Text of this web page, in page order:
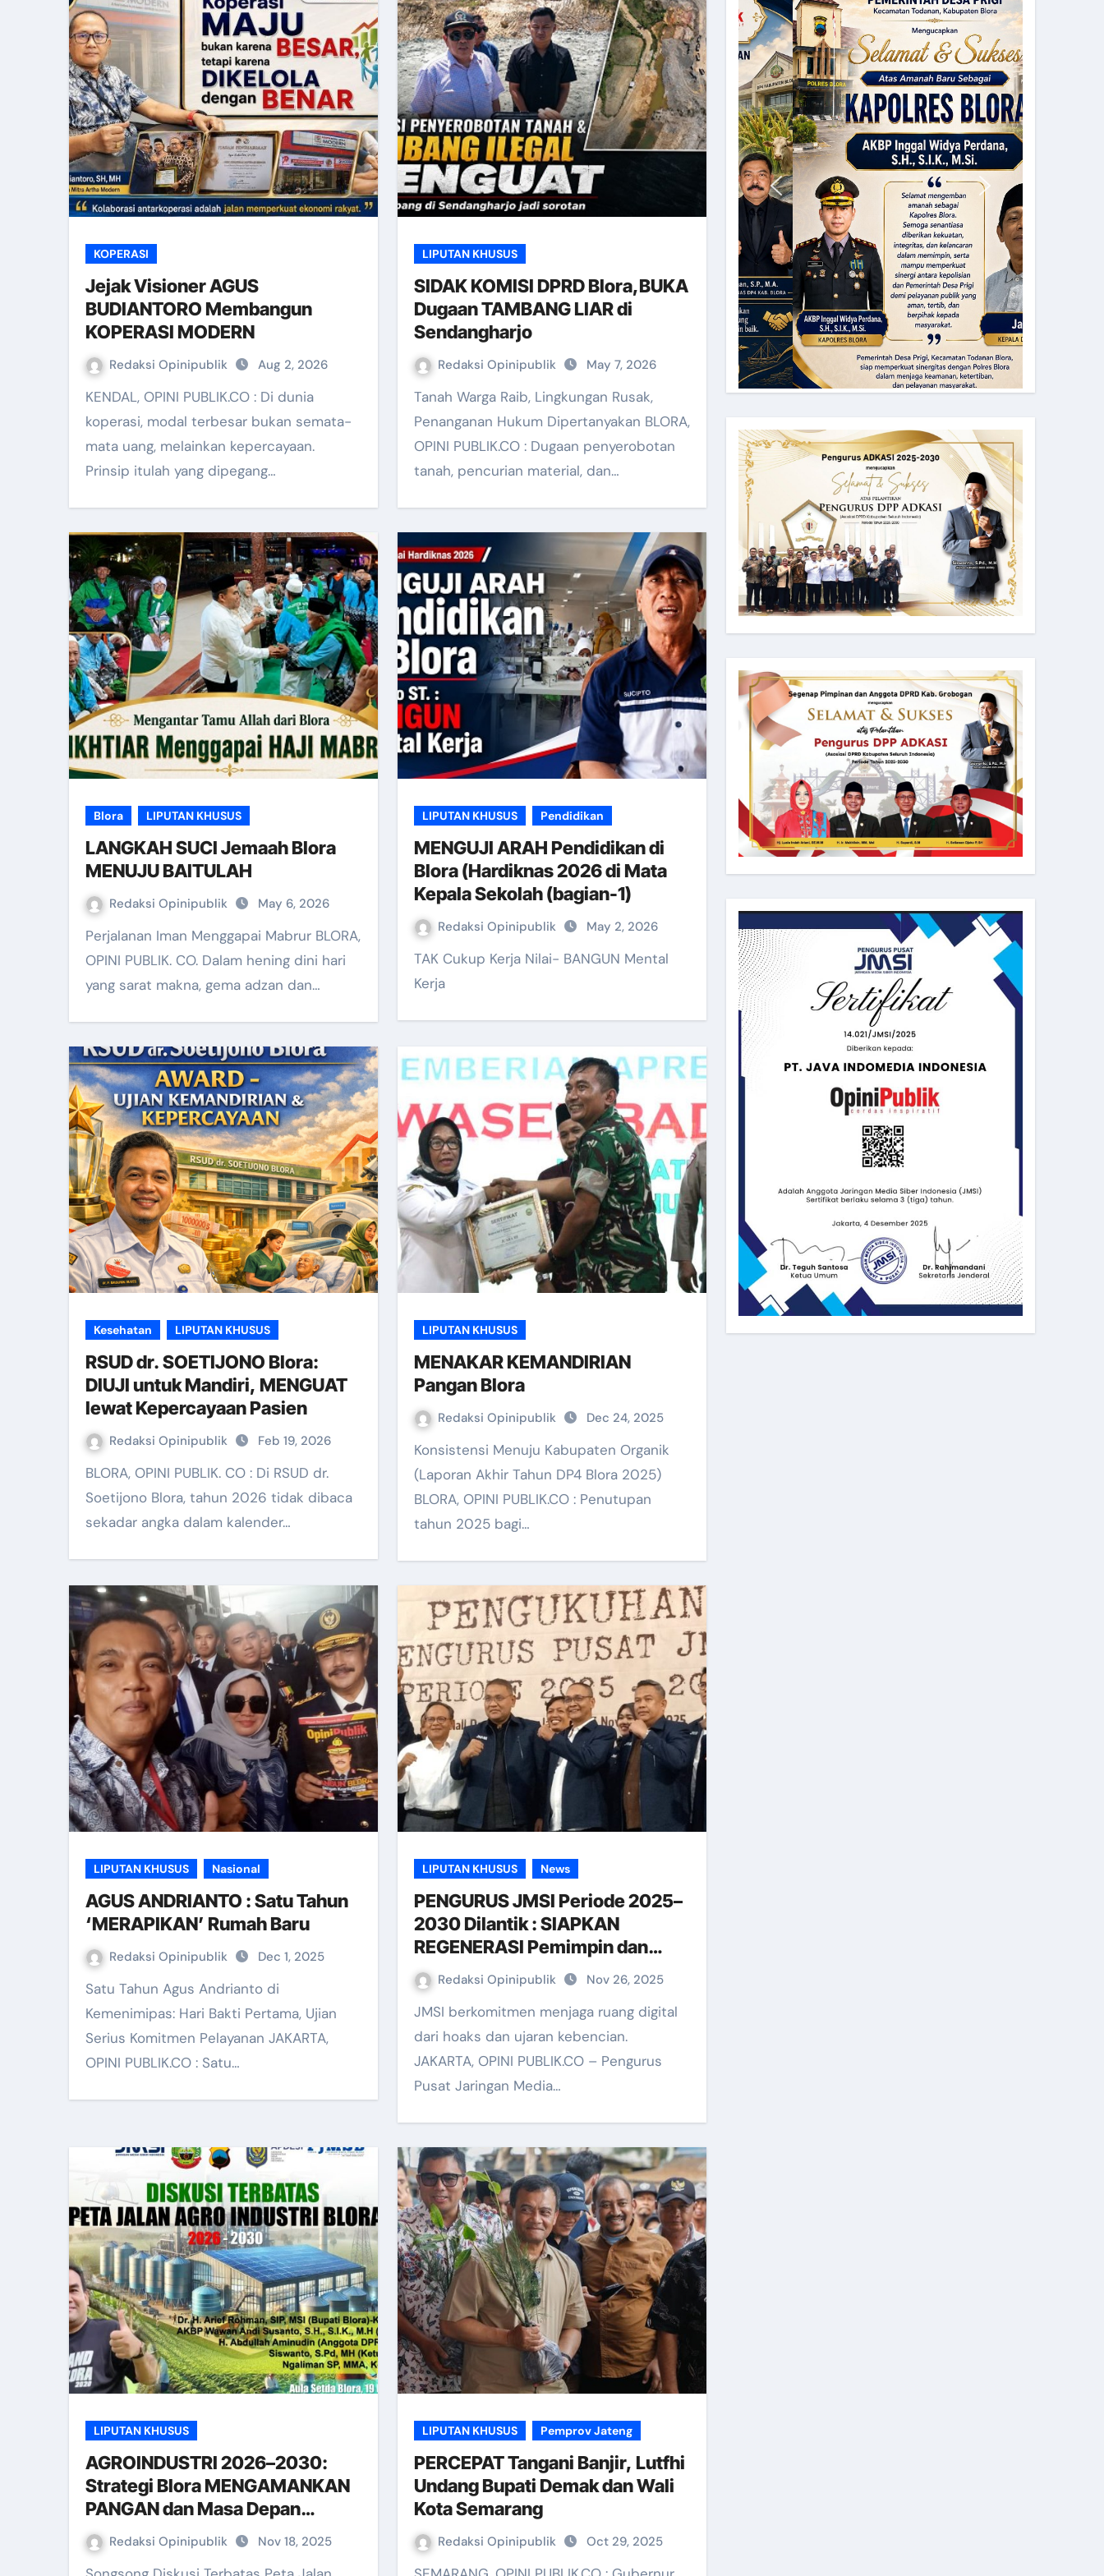
KOPERASI
Jejak Visioner AGUS
BUDIANTORO Membangun
KOPERASI MODERN
Redaksi Opinipublik Aug 2, 2026
KENDAL, OPINI PUBLIK.CO : Di dunia
koperasi, modal terbesar bukan semata-
mata uang, melainkan kepercayaan.
Prinsip itulah yang dipegang…
LIPUTAN KHUSUS
SIDAK KOMISI DPRD Blora,BUKA
Dugaan TAMBANG LIAR di
Sendangharjo
Redaksi Opinipublik May 7, 2026
Tanah Warga Raib, Lingkungan Rusak,
Penanganan Hukum Dipertanyakan BLORA,
OPINI PUBLIK.CO : Dugaan penyerobotan
tanah, pencurian material, dan…
Blora LIPUTAN KHUSUS
LANGKAH SUCI Jemaah Blora
MENUJU BAITULAH
Redaksi Opinipublik May 6, 2026
Perjalanan Iman Menggapai Mabrur BLORA,
OPINI PUBLIK. CO. Dalam hening dini hari
yang sarat makna, gema adzan dan…
LIPUTAN KHUSUS Pendidikan
MENGUJI ARAH Pendidikan di
Blora (Hardiknas 2026 di Mata
Kepala Sekolah (bagian-1)
Redaksi Opinipublik May 2, 2026
TAK Cukup Kerja Nilai- BANGUN Mental
Kerja
Kesehatan LIPUTAN KHUSUS
RSUD dr. SOETIJONO Blora:
DIUJI untuk Mandiri, MENGUAT
lewat Kepercayaan Pasien
Redaksi Opinipublik Feb 19, 2026
BLORA, OPINI PUBLIK. CO : Di RSUD dr.
Soetijono Blora, tahun 2026 tidak dibaca
sekadar angka dalam kalender…
LIPUTAN KHUSUS
MENAKAR KEMANDIRIAN
Pangan Blora
Redaksi Opinipublik Dec 24, 2025
Konsistensi Menuju Kabupaten Organik
(Laporan Akhir Tahun DP4 Blora 2025)
BLORA, OPINI PUBLIK.CO : Penutupan
tahun 2025 bagi…
LIPUTAN KHUSUS Nasional
AGUS ANDRIANTO : Satu Tahun
‘MERAPIKAN’ Rumah Baru
Redaksi Opinipublik Dec 1, 2025
Satu Tahun Agus Andrianto di
Kemenimipas: Hari Bakti Pertama, Ujian
Serius Komitmen Pelayanan JAKARTA,
OPINI PUBLIK.CO : Satu…
LIPUTAN KHUSUS News
PENGURUS JMSI Periode 2025–
2030 Dilantik : SIAPKAN
REGENERASI Pemimpin dan
Ekosistem Media TAHAN BADAI
DIGITAL
Redaksi Opinipublik Nov 26, 2025
JMSI berkomitmen menjaga ruang digital
dari hoaks dan ujaran kebencian.
JAKARTA, OPINI PUBLIK.CO – Pengurus
Pusat Jaringan Media…
LIPUTAN KHUSUS
AGROINDUSTRI 2026–2030:
Strategi Blora MENGAMANKAN
PANGAN dan Masa Depan
Ekonomi
Redaksi Opinipublik Nov 18, 2025
LIPUTAN KHUSUS Pemprov Jateng
PERCEPAT Tangani Banjir, Lutfhi
Undang Bupati Demak dan Wali
Kota Semarang
Redaksi Opinipublik Oct 29, 2025